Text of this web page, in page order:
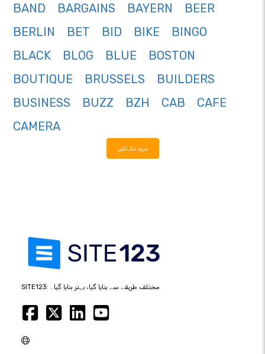
BAND
BARGAINS BAYERN
BEER
BERLIN
BET BID BIKE
BINGO
BLACK
BLOG BLUE
BOSTON
BOUTIQUE
BRUSSELS
BUILDERS
BUSINESS
BUZZ BZH CAB
CAFE
CAMERA
مزید دکھائیں
SITE123: مختلف طریقے سے بنایا گیا، بہتر بنایا گیا۔